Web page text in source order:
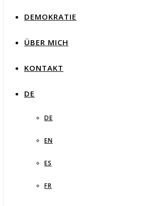
DEMOKRATIE
ÜBER MICH
KONTAKT
DE
DE
EN
ES
FR